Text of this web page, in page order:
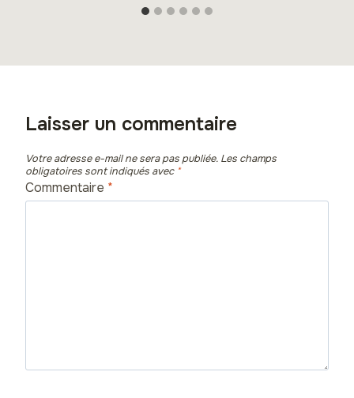
Laisser un commentaire
Votre adresse e-mail ne sera pas publiée. Les champs
obligatoires sont indiqués avec *
Commentaire *